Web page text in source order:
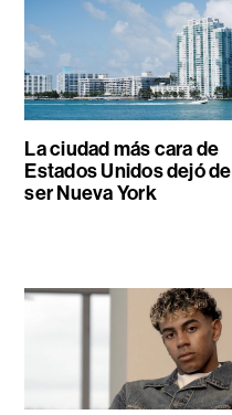
La ciudad más cara de
Estados Unidos dejó de
ser Nueva York